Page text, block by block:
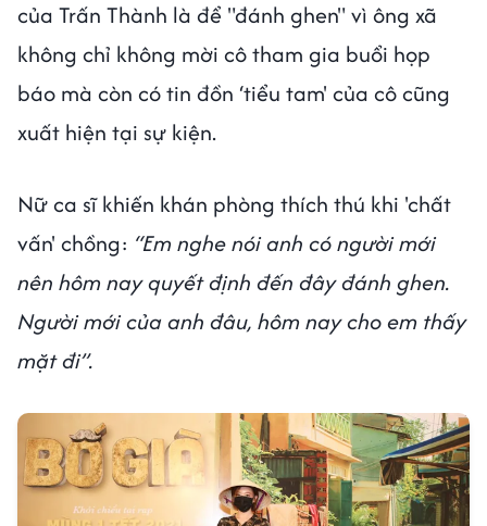
của Trấn Thành là để "đánh ghen" vì ông xã
không chỉ không mời cô tham gia buổi họp
báo mà còn có tin đồn ‘tiểu tam' của cô cũng
xuất hiện tại sự kiện.
Nữ ca sĩ khiến khán phòng thích thú khi 'chất
vấn' chồng: “Em nghe nói anh có người mới
nên hôm nay quyết định đến đây đánh ghen.
Người mới của anh đâu, hôm nay cho em thấy
mặt đi”.